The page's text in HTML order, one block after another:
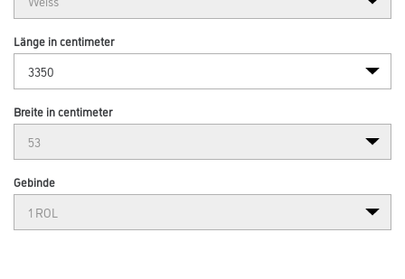
Länge in centimeter
Breite in centimeter
Gebinde